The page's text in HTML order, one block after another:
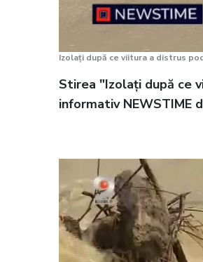
Izolați după ce viitura a distrus
Stirea "Izolați după ce
informativ NEWSTIME